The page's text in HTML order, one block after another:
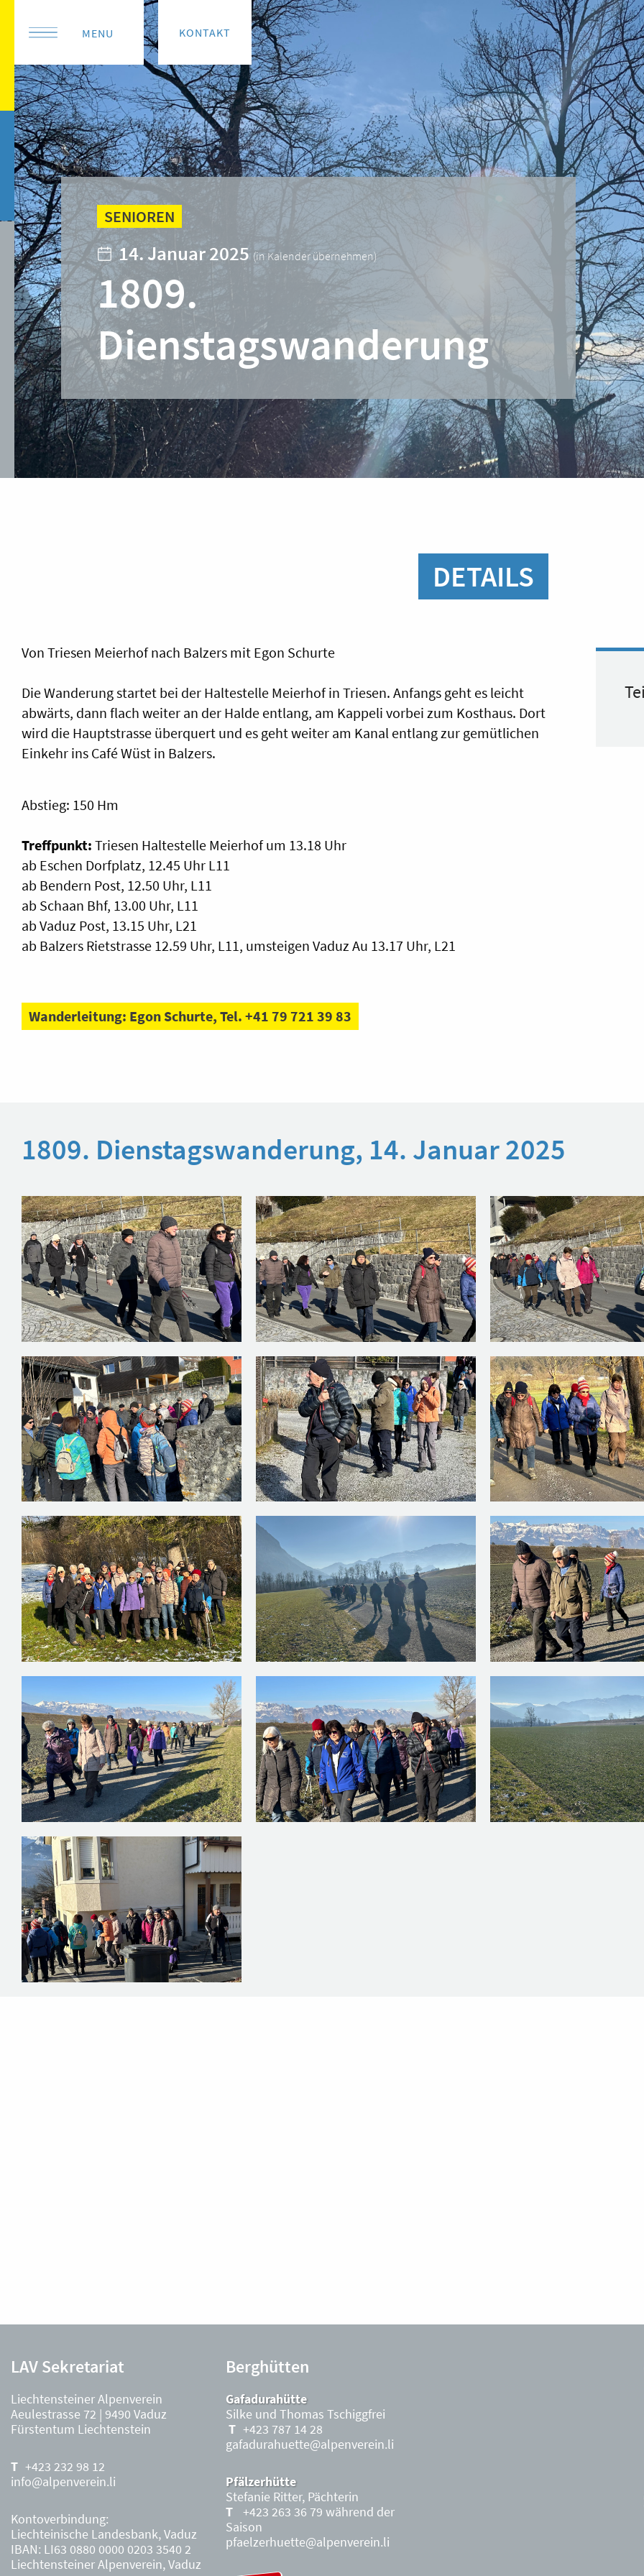
MENU KONTAKT
SENIOREN
14. Januar 2025 (in Kalender übernehmen)
1809.
Dienstagswanderung
DETAILS
Von Triesen Meierhof nach Balzers mit Egon Schurte
Die Wanderung startet bei der Haltestelle Meierhof in Triesen. Anfangs geht es leicht
abwärts, dann flach weiter an der Halde entlang, am Kappeli vorbei zum Kosthaus. Dort
wird die Hauptstrasse überquert und es geht weiter am Kanal entlang zur gemütlichen
Einkehr ins Café Wüst in Balzers.
Abstieg: 150 Hm
Treffpunkt: Triesen Haltestelle Meierhof um 13.18 Uhr
ab Eschen Dorfplatz, 12.45 Uhr L11
ab Bendern Post, 12.50 Uhr, L11
ab Schaan Bhf, 13.00 Uhr, L11
ab Vaduz Post, 13.15 Uhr, L21
ab Balzers Rietstrasse 12.59 Uhr, L11, umsteigen Vaduz Au 13.17 Uhr, L21
Wanderleitung: Egon Schurte, Tel. +41 79 721 39 83
1809. Dienstagswanderung, 14. Januar 2025
LAV Sekretariat
Liechtensteiner Alpenverein
Aeulestrasse 72 | 9490 Vaduz
Fürstentum Liechtenstein
+423 232 98 12
info@alpenverein.li
Kontoverbindung:
Liechteinische Landesbank, Vaduz
IBAN: LI63 0880 0000 0203 3540 2
Liechtensteiner Alpenverein, Vaduz
Berghütten
Gafadurahütte
Silke und Thomas Tschiggfrei
+423 787 14 28
gafadurahuette@alpenverein.li
Pfälzerhütte
Stefanie Ritter, Pächterin
+423 263 36 79 während der
Saison
pfaelzerhuette@alpenverein.li